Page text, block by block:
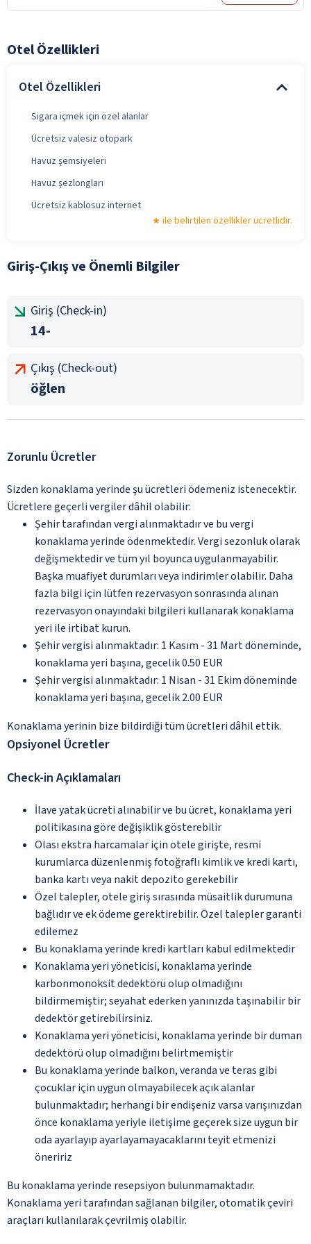
Otel Özellikleri
Otel Özellikleri
Sigara içmek için özel alanlar
Ücretsiz valesiz otopark
Havuz şemsiyeleri
Havuz şezlongları
Ücretsiz kablosuz internet
ile belirtilen özellikler ücretlidir.
Giriş-Çıkış ve Önemli Bilgiler
Giriş (Check-in)
14-
Çıkış (Check-out)
öğlen
Zorunlu Ücretler
Sizden konaklama yerinde şu ücretleri ödemeniz istenecektir.
Ücretlere geçerli vergiler dâhil olabilir:
Şehir tarafından vergi alınmaktadır ve bu vergi
konaklama yerinde ödenmektedir. Vergi sezonluk olarak
değişmektedir ve tüm yıl boyunca uygulanmayabilir.
Başka muafiyet durumları veya indirimler olabilir. Daha
fazla bilgi için lütfen rezervasyon sonrasında alınan
rezervasyon onayındaki bilgileri kullanarak konaklama
yeri ile irtibat kurun.
Şehir vergisi alınmaktadır: 1 Kasım - 31 Mart döneminde,
konaklama yeri başına, gecelik 0.50 EUR
Şehir vergisi alınmaktadır: 1 Nisan - 31 Ekim döneminde
konaklama yeri başına, gecelik 2.00 EUR
Konaklama yerinin bize bildirdiği tüm ücretleri dâhil ettik.
Opsiyonel Ücretler
Check-in Açıklamaları
İlave yatak ücreti alınabilir ve bu ücret, konaklama yeri
politikasına göre değişiklik gösterebilir
Olası ekstra harcamalar için otele girişte, resmi
kurumlarca düzenlenmiş fotoğraflı kimlik ve kredi kartı,
banka kartı veya nakit depozito gerekebilir
Özel talepler, otele giriş sırasında müsaitlik durumuna
bağlıdır ve ek ödeme gerektirebilir. Özel talepler garanti
edilemez
Bu konaklama yerinde kredi kartları kabul edilmektedir
Konaklama yeri yöneticisi, konaklama yerinde
karbonmonoksit dedektörü olup olmadığını
bildirmemiştir; seyahat ederken yanınızda taşınabilir bir
dedektör getirebilirsiniz.
Konaklama yeri yöneticisi, konaklama yerinde bir duman
dedektörü olup olmadığını belirtmemiştir
Bu konaklama yerinde balkon, veranda ve teras gibi
çocuklar için uygun olmayabilecek açık alanlar
bulunmaktadır; herhangi bir endişeniz varsa varışınızdan
önce konaklama yeriyle iletişime geçerek size uygun bir
oda ayarlayıp ayarlayamayacaklarını teyit etmenizi
öneririz
Bu konaklama yerinde resepsiyon bulunmamaktadır.
Konaklama yeri tarafından sağlanan bilgiler, otomatik çeviri
araçları kullanılarak çevrilmiş olabilir.